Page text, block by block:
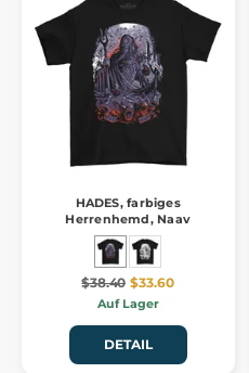
HADES, farbiges
Herrenhemd, Naav
$38.40 $33.60
Auf Lager
DETAIL